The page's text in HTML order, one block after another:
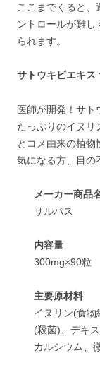
ここまでくると、
ントロールが難
られます。
サトウキビエキス
医師が開発！サ
たっぷりのイヌリ
とコメ由来の植
気になる方、目の
メーカー商品
サルパス
内容量
300mg×90粒
主要原材料
イヌリン(食
(殺菌)、デキ
カルシウム、